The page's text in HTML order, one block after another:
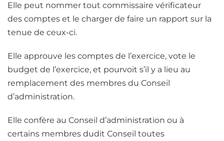
Elle peut nommer tout commissaire vérificateur
des comptes et le charger de faire un rapport sur la
tenue de ceux-ci.
Elle approuve les comptes de l’exercice, vote le
budget de l’exercice, et pourvoit s’il y a lieu au
remplacement des membres du Conseil
d’administration.
Elle confère au Conseil d’administration ou à
certains membres dudit Conseil toutes